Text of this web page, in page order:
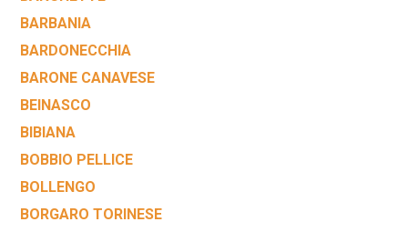
BARBANIA
BARDONECCHIA
BARONE CANAVESE
BEINASCO
BIBIANA
BOBBIO PELLICE
BOLLENGO
BORGARO TORINESE